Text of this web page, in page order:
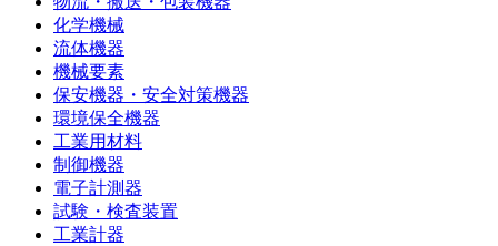
化学機械
流体機器
機械要素
保安機器・安全対策機器
環境保全機器
工業用材料
制御機器
電子計測器
試験・検査装置
工業計器